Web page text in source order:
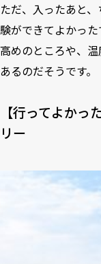
ただ、入ったあと
験ができてよかっ
高めのところや、
あるのだそうです。
【行ってよか
リー